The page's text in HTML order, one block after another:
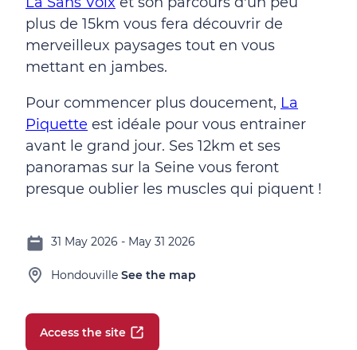
plus de 15km vous fera découvrir de
merveilleux paysages tout en vous
mettant en jambes.
Pour commencer plus doucement, La
Piquette est idéale pour vous entrainer
avant le grand jour. Ses 12km et ses
panoramas sur la Seine vous feront
presque oublier les muscles qui piquent !
31 May 2026 - May 31 2026
Hondouville See the map
Access the site